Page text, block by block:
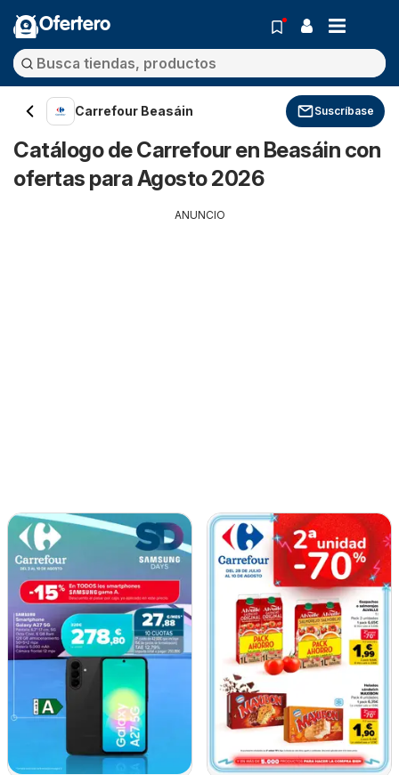
Ofertero
Carrefour Beasáin Suscríbase
Catálogo de Carrefour en Beasáin con
ofertas para Agosto 2026
ANUNCIO